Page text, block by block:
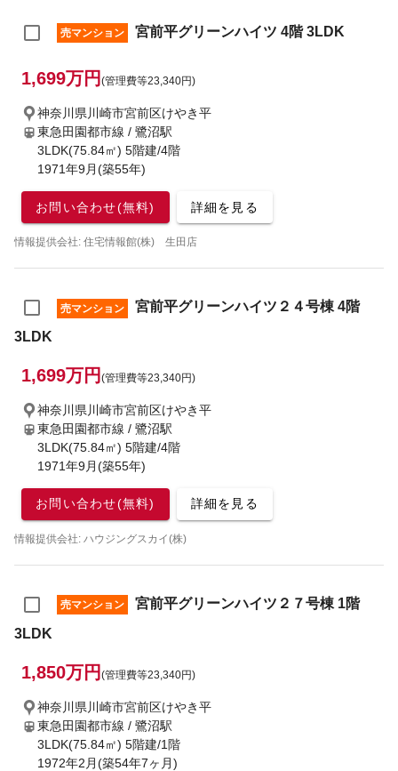
売マンション 宮前平グリーンハイツ 4階 3LDK
1,699万円 (管理費等23,340円)
神奈川県川崎市宮前区けやき平
東急田園都市線 / 鷺沼駅
3LDK(75.84㎡) 5階建/4階
1971年9月(築55年)
お問い合わせ(無料) 詳細を見る
情報提供会社: 住宅情報館(株) 生田店
売マンション
宮前平グリーンハイツ２４号棟 4階
3LDK
1,699万円 (管理費等23,340円)
神奈川県川崎市宮前区けやき平
東急田園都市線 / 鷺沼駅
3LDK(75.84㎡) 5階建/4階
1971年9月(築55年)
お問い合わせ(無料) 詳細を見る
情報提供会社: ハウジングスカイ(株)
売マンション
宮前平グリーンハイツ２７号棟 1階
3LDK
1,850万円 (管理費等23,340円)
神奈川県川崎市宮前区けやき平
東急田園都市線 / 鷺沼駅
3LDK(75.84㎡) 5階建/1階
1972年2月(築54年7ヶ月)